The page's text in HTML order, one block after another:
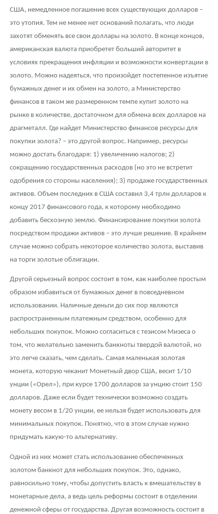
США, немедленное погашение всех существующих долларов –
это утопия. Тем не менее нет оснований полагать, что люди
захотят обменять все свои доллары на золото. В конце концов,
американская валюта приобретет больший авторитет в
условиях прекращения инфляции и возможности конвертации в
золото. Можно надеяться, что произойдет постепенное изъятие
бумажных денег и их обмен на золото, а Министерство
финансов в таком же размеренном темпе купит золото на
рынке в количестве, достаточном для обмена всех долларов на
драгметалл. Где найдет Министерство финансов ресурсы для
покупки золота? – это другой вопрос. Например, ресурсы
можно достать благодаря: 1) увеличению налогов; 2)
сокращению государственных расходов (но это не встретит
одобрения со стороны населения); 3) продаже государственных
активов. Объем последних в США составил 3,4 трлн долларов к
концу 2017 финансового года, к которому необходимо
добавить бесхозную землю. Финансирование покупки золота
посредством продажи активов – это лучше решение. В крайнем
случае можно собрать некоторое количество золота, выставив
на торги золотые облигации.
Другой серьезный вопрос состоит в том, как наиболее простым
образом избавиться от бумажных денег в повседневном
использовании. Наличные деньги до сих пор являются
распространенным платежным средством, особенно для
небольших покупок. Можно согласиться с тезисом Мизеса о
том, что желательно заменить банкноты твердой валютой, но
это легче сказать, чем сделать. Самая маленькая золотая
монета, которую чеканит Монетный двор США, весит 1/10
унции («Орел»), при курсе 1700 долларов за унцию стоит 150
долларов. Даже если будет технически возможно создать
монету весом в 1/20 унции, ее нельзя будет использовать для
минимальных покупок. Понятно, что в этом случае нужно
придумать какую-то альтернативу.
Одной из них может стать использование обеспеченных
золотом банкнот для небольших покупок. Это, однако,
равносильно тому, чтобы допустить власть к вмешательству в
монетарные дела, а ведь цель реформы состоит в отделении
денежной сферы от государства. Другая возможность состоит в